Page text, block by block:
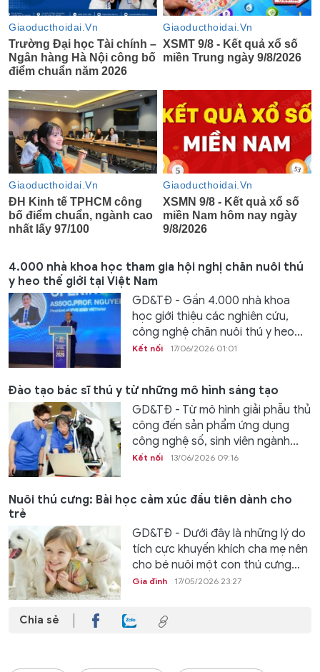
4.000 nhà khoa học tham gia hội nghị chăn nuôi thú
y heo thế giới tại Việt Nam
GD&TĐ - Gần 4.000 nhà khoa
học giới thiệu các nghiên cứu,
công nghệ chăn nuôi thú y heo...
Kết nối 17/06/2026 01:01
Đào tạo bác sĩ thú y từ những mô hình sáng tạo
GD&TĐ - Từ mô hình giải phẫu thủ
công đến sản phẩm ứng dụng
công nghệ số, sinh viên ngành...
Kết nối 13/06/2026 09:16
Nuôi thú cưng: Bài học cảm xúc đầu tiên dành cho
trẻ
GD&TĐ - Dưới đây là những lý do
tích cực khuyến khích cha mẹ nên
cho bé nuôi một con thú cưng...
Gia đình 17/05/2026 23:27
Chia sẻ